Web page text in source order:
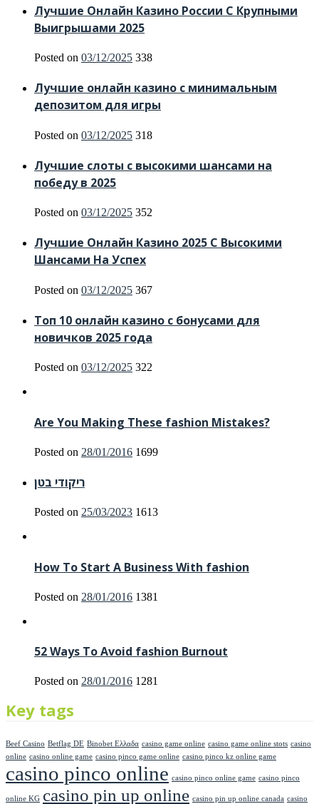
Лучшие Онлайн Казино России С Крупными
Выигрышами 2025
Posted on 03/12/2025 338
Лучшие онлайн казино с минимальным
депозитом для игры
Posted on 03/12/2025 318
Лучшие слоты с высокими шансами на
победу в 2025
Posted on 03/12/2025 352
Лучшие Онлайн Казино 2025 С Высокими
Шансами На Успех
Posted on 03/12/2025 367
Топ 10 онлайн казино с бонусами для
новичков 2025 года
Posted on 03/12/2025 322
Are You Making These fashion Mistakes?
Posted on 28/01/2016 1699
ריקודי בטן
Posted on 25/03/2023 1613
How To Start A Business With fashion
Posted on 28/01/2016 1381
52 Ways To Avoid fashion Burnout
Posted on 28/01/2016 1281
Key tags
Beef Casino Betflag DE Binobet Ελλαδα casino game online casino game online stots casino
online casino online game casino pinco game online casino pinco kz online game
casino pinco online casino pinco online game casino pinco
online KG casino pin up online casino pin up online canada casino